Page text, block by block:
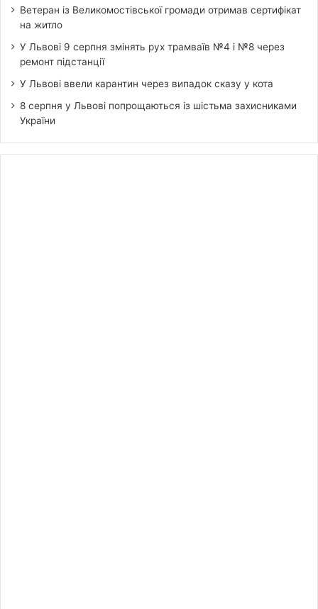
Ветеран із Великомостівської громади отримав сертифікат
на житло
У Львові 9 серпня змінять рух трамваїв №4 і №8 через
ремонт підстанції
У Львові ввели карантин через випадок сказу у кота
8 серпня у Львові попрощаються із шістьма захисниками
України